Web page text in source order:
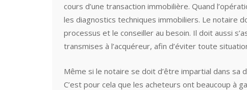
cours d’une transaction immobilière. Quand
les diagnostics techniques immobiliers. Le notaire
processus et le conseiller au besoin. Il doit aussi
transmises à l’acquéreur, afin d’éviter toute
Même si le notaire se doit d’être impartial dans sa
C’est pour cela que les acheteurs ont beaucoup à